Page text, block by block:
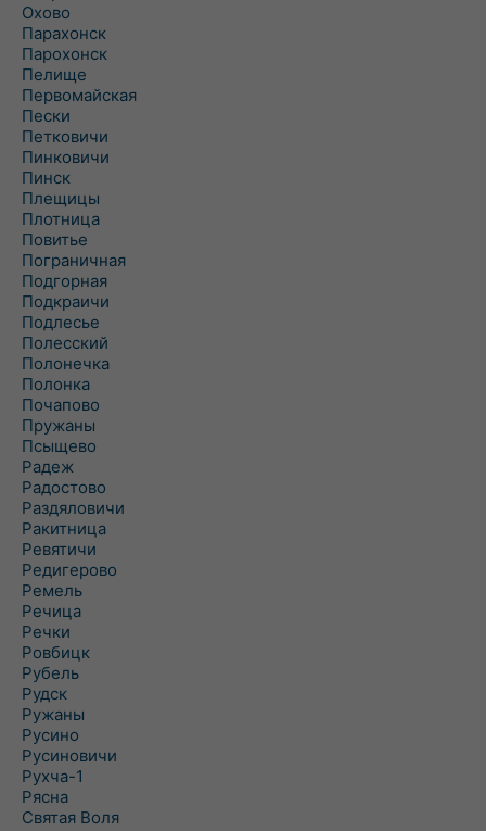
Охово
Парахонск
Парохонск
Пелище
Первомайская
Пески
Петковичи
Пинковичи
Пинск
Плещицы
Плотница
Повитье
Пограничная
Подгорная
Подкраичи
Подлесье
Полесский
Полонечка
Полонка
Почапово
Пружаны
Псыщево
Радеж
Радостово
Раздяловичи
Ракитница
Ревятичи
Редигерово
Ремель
Речица
Речки
Ровбицк
Рубель
Рудск
Ружаны
Русино
Русиновичи
Рухча-1
Рясна
Святая Воля